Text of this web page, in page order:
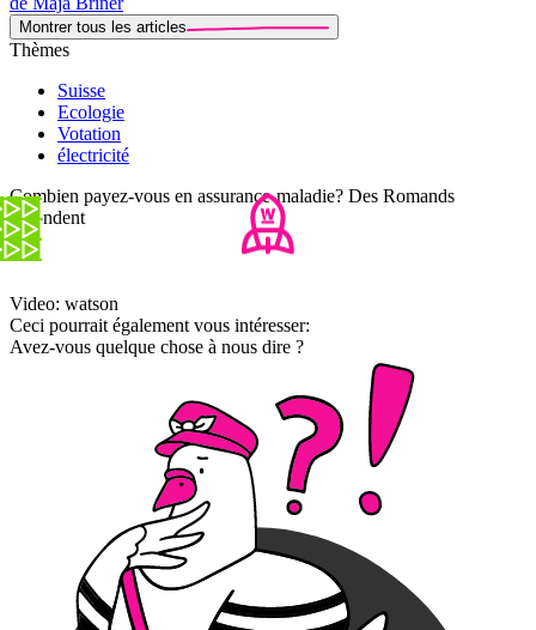
Montrer tous les articles
Thèmes
Suisse
Ecologie
Votation
électricité
Combien payez-vous en assurance-maladie? Des Romands
répondent
Video: watson
Ceci pourrait également vous intéresser:
Avez-vous quelque chose à nous dire ?